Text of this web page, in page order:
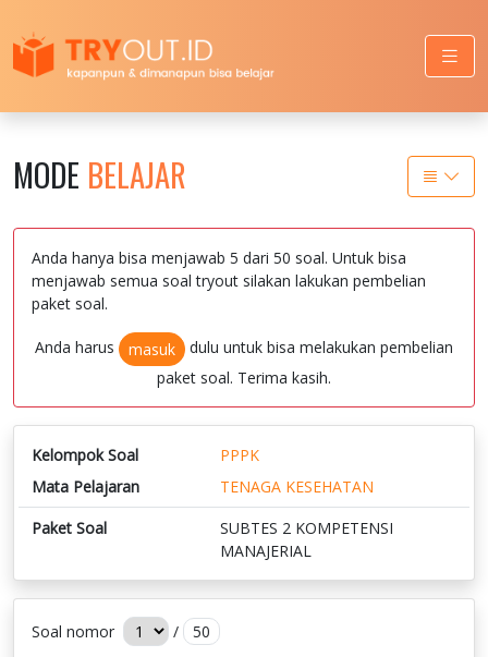
MODE BELAJAR
Anda hanya bisa menjawab 5 dari 50 soal. Untuk bisa
menjawab semua soal tryout silakan lakukan pembelian
paket soal.
Anda harus masuk
dulu untuk bisa melakukan pembelian
paket soal. Terima kasih.
Kelompok Soal
PPPK
Mata Pelajaran
TENAGA KESEHATAN
Paket Soal
SUBTES 2 KOMPETENSI
MANAJERIAL
Soal nomor / 50